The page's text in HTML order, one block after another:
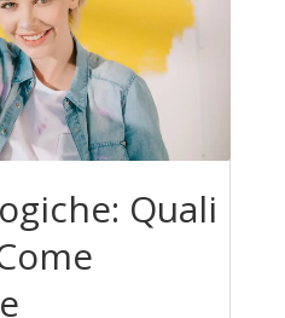
Quali